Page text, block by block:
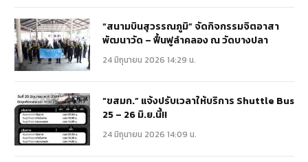
“สนามบินสุวรรณภูมิ” จัดกิจกรรมจิตอาสา
พัฒนาวัด – ฟื้นฟูลำคลอง ณ วัดบางปลา
24 มิถุนายน 2026 14:29 น.
“ขสมก.” แจ้งปรับเวลาให้บริการ Shuttle Bus
25 – 26 มิ.ย.นี้!!
24 มิถุนายน 2026 14:09 น.